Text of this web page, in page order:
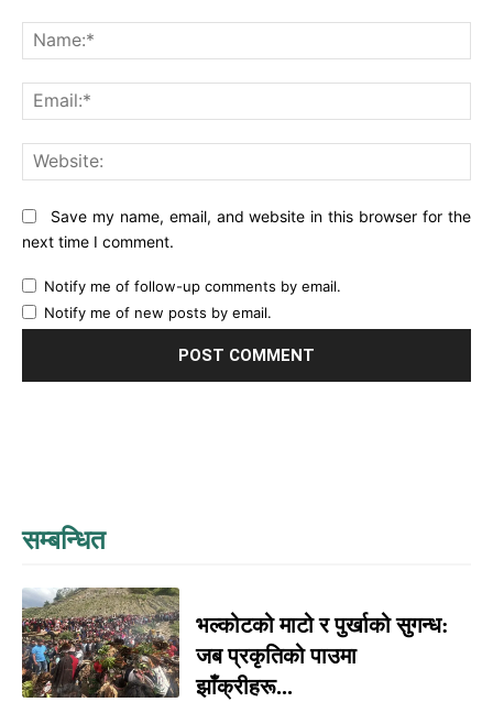
Save my name, email, and website in this browser for the
next time I comment.
Notify me of follow-up comments by email.
Notify me of new posts by email.
सम्बन्धित
भल्कोटको माटो र पुर्खाको सुगन्ध:
जब प्रकृतिको पाउमा
झाँक्रीहरू...